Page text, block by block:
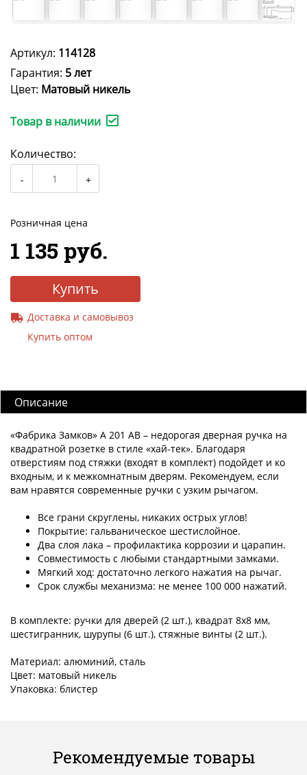
Артикул: 114128
Гарантия: 5 лет
Цвет: Матовый никель
Товар в наличии
Количество:
Розничная цена
1 135 руб.
Купить
Доставка и самовывоз
Купить оптом
Описание
«Фабрика Замков» A 201 AB – недорогая дверная ручка на
квадратной розетке в стиле «хай-тек». Благодаря
отверстиям под стяжки (входят в комплект) подойдет и ко
входным, и к межкомнатным дверям. Рекомендуем, если
вам нравятся современные ручки с узким рычагом.
Все грани скруглены, никаких острых углов!
Покрытие: гальваническое шестислойное.
Два слоя лака – профилактика коррозии и царапин.
Совместимость с любыми стандартными замками.
Мягкий ход: достаточно легкого нажатия на рычаг.
Срок службы механизма: не менее 100 000 нажатий.
В комплекте: ручки для дверей (2 шт.), квадрат 8x8 мм,
шестигранник, шурупы (6 шт.), стяжные винты (2 шт.).
Материал: алюминий, сталь
Цвет: матовый никель
Упаковка: блистер
Рекомендуемые товары